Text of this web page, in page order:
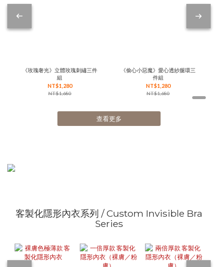
《玫瑰奢光》立體玫瑰刺繡三件
組
NT$1,280
NT$1,680
《偷心小惡魔》愛心透紗腿環三
件組
NT$1,280
NT$1,680
查看更多
客製化隱形內衣系列 / Custom Invisible Bra
Series